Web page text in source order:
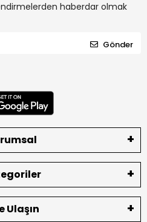
haberdar olmak
Gönder
Ulaşın